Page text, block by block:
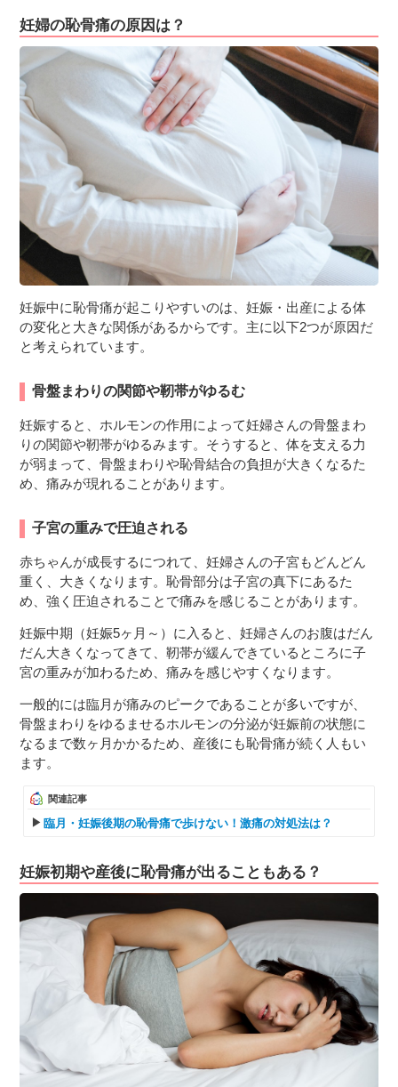
妊婦の恥骨痛の原因は？
妊娠中に恥骨痛が起こりやすいのは、妊娠・出産による体
の変化と大きな関係があるからです。主に以下2つが原因だ
と考えられています。
骨盤まわりの関節や靭帯がゆるむ
妊娠すると、ホルモンの作用によって妊婦さんの骨盤まわ
りの関節や靭帯がゆるみます。そうすると、体を支える力
が弱まって、骨盤まわりや恥骨結合の負担が大きくなるた
め、痛みが現れることがあります。
子宮の重みで圧迫される
赤ちゃんが成長するにつれて、妊婦さんの子宮もどんどん
重く、大きくなります。恥骨部分は子宮の真下にあるた
め、強く圧迫されることで痛みを感じることがあります。
妊娠中期（妊娠5ヶ月～）に入ると、妊婦さんのお腹はだん
だん大きくなってきて、靭帯が緩んできているところに子
宮の重みが加わるため、痛みを感じやすくなります。
一般的には臨月が痛みのピークであることが多いですが、
骨盤まわりをゆるませるホルモンの分泌が妊娠前の状態に
なるまで数ヶ月かかるため、産後にも恥骨痛が続く人もい
ます。
関連記事
臨月・妊娠後期の恥骨痛で歩けない！激痛の対処法は？
妊娠初期や産後に恥骨痛が出ることもある？